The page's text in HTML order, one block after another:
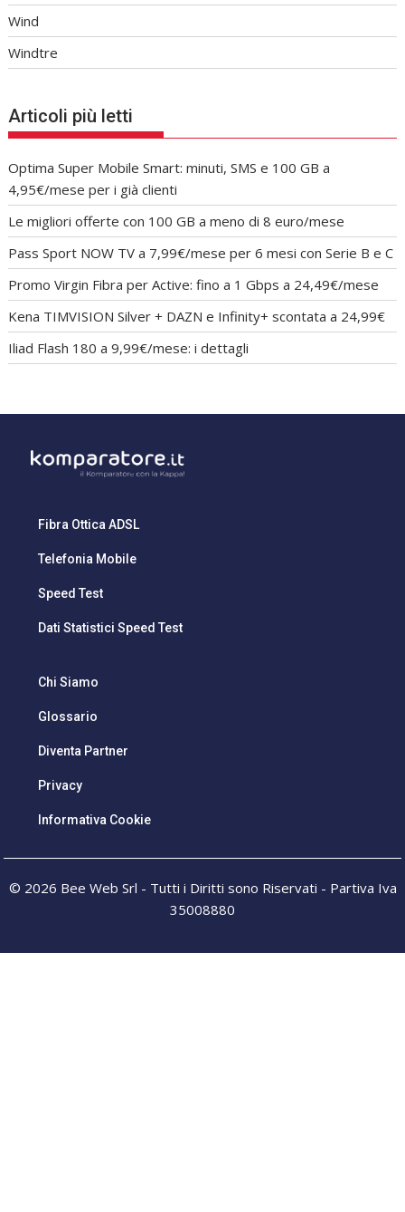
Wind
Windtre
Articoli più letti
Optima Super Mobile Smart: minuti, SMS e 100 GB a
4,95€/mese per i già clienti
Le migliori offerte con 100 GB a meno di 8 euro/mese
Pass Sport NOW TV a 7,99€/mese per 6 mesi con Serie B e C
Promo Virgin Fibra per Active: fino a 1 Gbps a 24,49€/mese
Kena TIMVISION Silver + DAZN e Infinity+ scontata a 24,99€
Iliad Flash 180 a 9,99€/mese: i dettagli
Fibra Ottica ADSL
Telefonia Mobile
Speed Test
Dati Statistici Speed Test
Chi Siamo
Glossario
Diventa Partner
Privacy
Informativa Cookie
© 2026 Bee Web Srl - Tutti i Diritti sono Riservati - Partiva Iva
35008880